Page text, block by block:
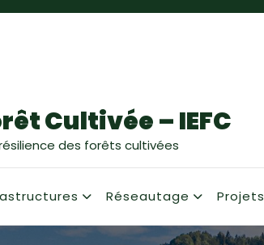
Cultivée – IEFC
des forêts cultivées
Réseautage Projets